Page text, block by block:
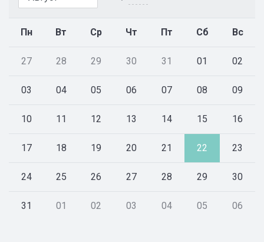
Пн Вт Ср Чт Пт Сб Вс
27 28 29 30 31 01 02
03 04 05 06 07 08 09
10 11 12 13 14 15 16
17 18 19 20 21 22 23
24 25 26 27 28 29 30
31 01 02 03 04 05 06